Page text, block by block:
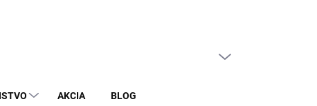
AKCIA BLOG